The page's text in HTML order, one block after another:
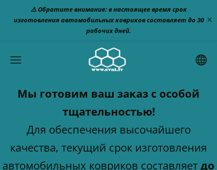
⚠️ Обратите внимание: в настоящее время срок
изготовления автомобильных ковриков составляет до 30
рабочих дней.
×
Мы готовим ваш заказ с особой
тщательностью!
Для обеспечения высочайшего
качества, текущий срок изготовления
автомобильных ковриков составляет до